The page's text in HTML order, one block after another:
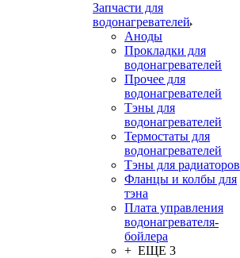
Запчасти для
водонагревателей
Аноды
Прокладки для
водонагревателей
Прочее для
водонагревателей
Тэны для
водонагревателей
Термостаты для
водонагревателей
Тэны для радиаторов
Фланцы и колбы для
тэна
Плата управления
водонагревателя-
бойлера
+ ЕЩЕ 3